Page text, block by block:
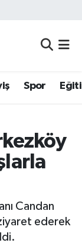
Spor
Candan
ederek